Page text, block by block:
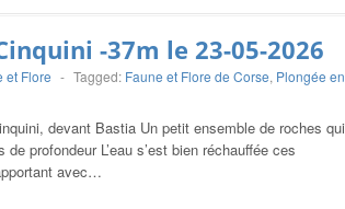
-37m le 23-05-2026
et Flore - Tagged: Faune et Flore de Corse, Plongée en
devant Bastia Un petit ensemble de roches qui
de profondeur L’eau s’est bien réchauffée ces
avec…